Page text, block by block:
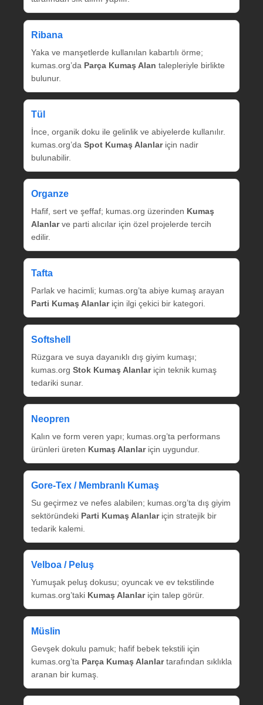
Ribana
Yaka ve manşetlerde kullanılan kabartılı örme;
kumas.org’da Parça Kumaş Alan talepleriyle birlikte
bulunur.
Tül
İnce, organik doku ile gelinlik ve abiyelerde kullanılır.
kumas.org’da Spot Kumaş Alanlariçin nadir
bulunabilir.
Organze
Hafif, sert ve şeffaf; kumas.org üzerinden Kumaş
Alanlarve parti alıcılar için özel projelerde tercih
edilir.
Tafta
Parlak ve hacimli; kumas.org’ta abiye kumaş arayan
Parti Kumaş Alanlariçin ilgi çekici bir kategori.
Softshell
Rüzgara ve suya dayanıklı dış giyim kumaşı;
kumas.org Stok Kumaş Alanlariçin teknik kumaş
tedariki sunar.
Neopren
Kalın ve form veren yapı; kumas.org’ta performans
ürünleri üreten Kumaş Alanlariçin uygundur.
Gore‑Tex / Membranlı Kumaş
Su geçirmez ve nefes alabilen; kumas.org’ta dış giyim
sektöründeki Parti Kumaş Alanlariçin stratejik bir
tedarik kalemi.
Velboa / Peluş
Yumuşak peluş dokusu; oyuncak ve ev tekstilinde
kumas.org’taki Kumaş Alanlariçin talep görür.
Müslin
Gevşek dokulu pamuk; hafif bebek tekstili için
kumas.org’ta Parça Kumaş Alanlartarafından sıklıkla
aranan bir kumaş.